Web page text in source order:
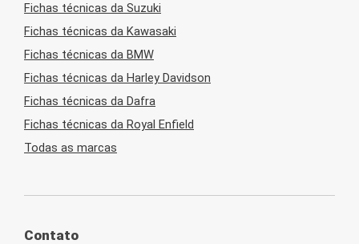
Fichas técnicas da Suzuki
Fichas técnicas da Kawasaki
Fichas técnicas da BMW
Fichas técnicas da Harley Davidson
Fichas técnicas da Dafra
Fichas técnicas da Royal Enfield
Todas as marcas
Contato